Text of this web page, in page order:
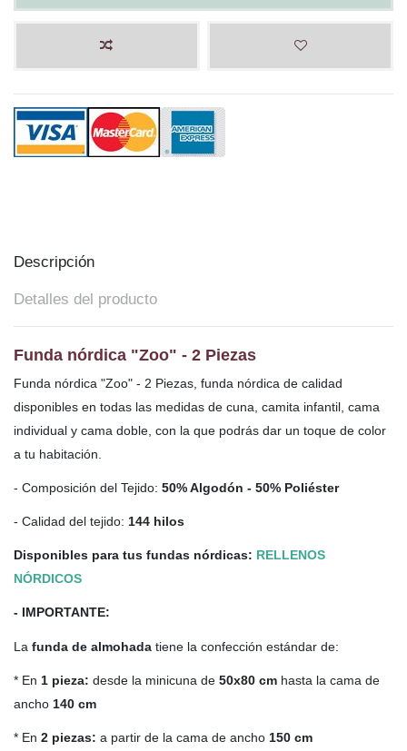
Descripción
Detalles del producto
Funda nórdica "Zoo" - 2 Piezas
Funda nórdica "Zoo" - 2 Piezas, funda nórdica de calidad
disponibles en todas las medidas de cuna, camita infantil, cama
individual y cama doble, con la que podrás dar un toque de color
a tu habitación.
- Composición del Tejido: 50% Algodón - 50% Poliéster
- Calidad del tejido: 144 hilos
Disponibles para tus fundas nórdicas: RELLENOS
NÓRDICOS
- IMPORTANTE:
La funda de almohada tiene la confección estándar de:
* En 1 pieza: desde la minicuna de 50x80 cm hasta la cama de
ancho 140 cm
* En 2 piezas: a partir de la cama de ancho 150 cm